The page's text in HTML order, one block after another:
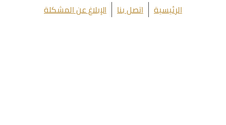
الرئيسية اتصل بنا الإبلاغ عن المشكلة